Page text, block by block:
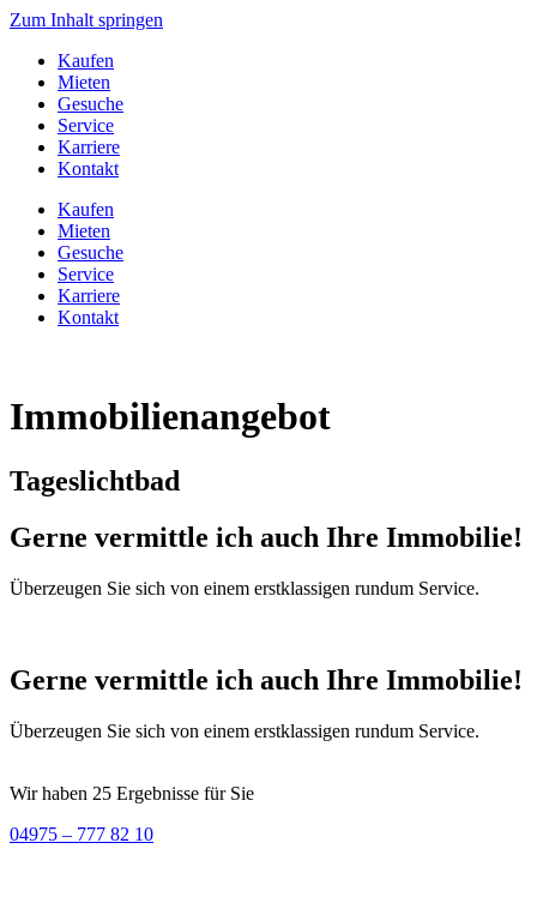
Zum Inhalt springen
Kaufen
Mieten
Gesuche
Service
Karriere
Kontakt
Kaufen
Mieten
Gesuche
Service
Karriere
Kontakt
Immobilien­angebot
Tageslichtbad
Gerne vermittle ich auch Ihre Immobilie!
Überzeugen Sie sich von einem erstklassigen rundum Service.
Gerne vermittle ich auch Ihre Immobilie!
Überzeugen Sie sich von einem erstklassigen rundum Service.
Wir haben 25 Ergebnisse für Sie
04975 – 777 82 10